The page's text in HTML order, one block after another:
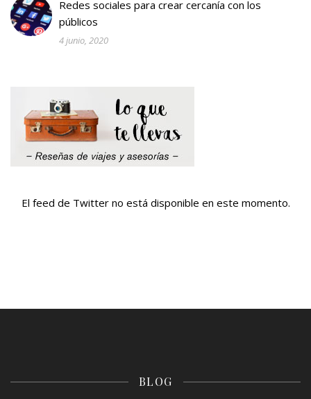
Redes sociales para crear cercanía con los
públicos
4 junio, 2020
El feed de Twitter no está disponible en este momento.
BLOG